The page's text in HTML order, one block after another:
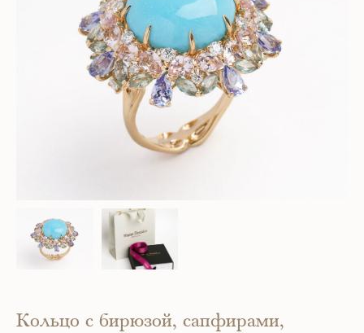
Кольцо с бирюзой, сапфирами,